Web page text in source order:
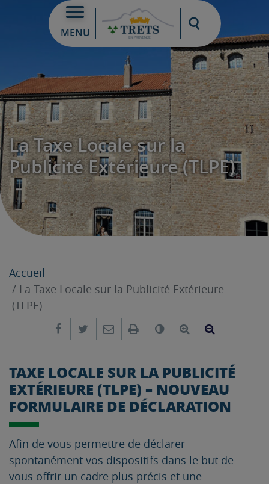
MENU
Moteur de
La Taxe Locale sur la
Publicité Extérieure (TLPE)
Accueil
La Taxe Locale sur la Publicité Extérieure
(TLPE)
Partager sur Facebook
Partager sur Twitter
Envoyer par e-mail
ImprimerChanger leAgrandir le
TAXE LOCALE SUR LA PUBLICITÉ
EXTÉRIEURE (TLPE) – NOUVEAU
FORMULAIRE DE DÉCLARATION
Afin de vous permettre de déclarer
spontanément vos dispositifs dans le but de
vous offrir un cadre plus précis et une